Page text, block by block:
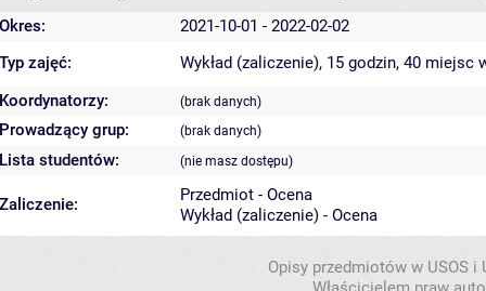
Okres:
2021-10-01 - 2022-02-02
Typ zajęć:
Wykład (zaliczenie), 15 godzin, 40 miejsc
Koordynatorzy:
(brak danych)
Prowadzący grup: (brak danych)
Lista studentów: (nie masz dostępu)
Zaliczenie:
Przedmiot - Ocena
Wykład (zaliczenie) - Ocena
Opisy przedmiotów w USOS